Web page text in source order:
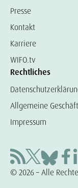
Presse
Kontakt
Karriere
WIFO.tv
Rechtliches
Allgemeine
Impressum
© 2026 – Alle